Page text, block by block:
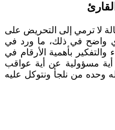
لا ترمي إلى التحريض على
واضح في ذلك، ما ورد في
بأهمية الأرقام في
أية مسؤولية عن أية عواقب
وحده من نلجأ ونتوكل عليه